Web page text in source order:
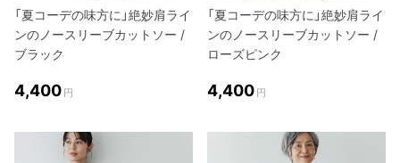
「夏コーデの味方に」絶妙肩ライ
ンのノースリーブカットソー /
ブラック
4,400 円
「夏コーデの味方に」絶妙肩ライ
ンのノースリーブカットソー /
ローズピンク
4,400 円